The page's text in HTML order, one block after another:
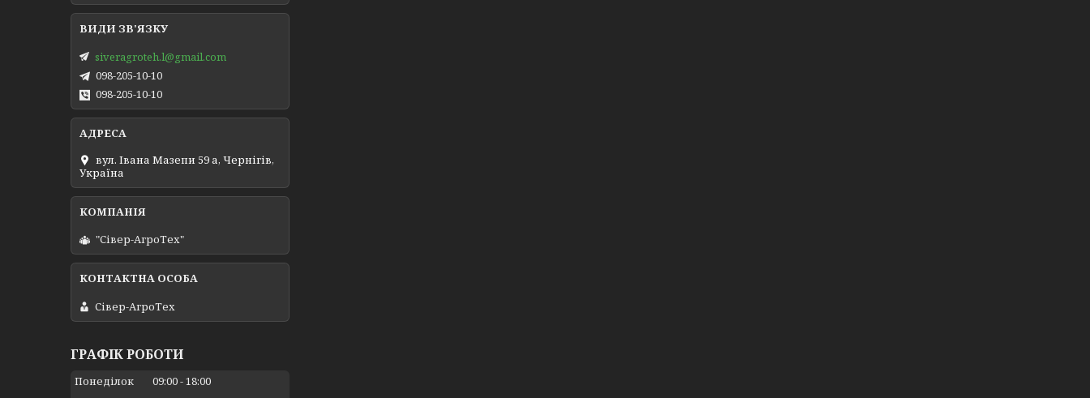
siveragroteh.l@gmail.com
098-205-10-10
098-205-10-10
вул. Івана Мазепи 59 а, Чернігів,
Україна
"Сівер-АгроТех"
Сівер-АгроТех
ГРАФІК РОБОТИ
Понеділок 09:00 18:00